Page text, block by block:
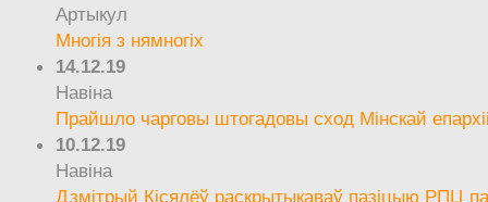
Артыкул
Многія з нямногіх
14.12.19
Навіна
Прайшло чарговы штогадовы сход Мінскай
10.12.19
Навіна
Дзмітрый Кісялёў раскрытыкаваў пазіцыю РПЦ